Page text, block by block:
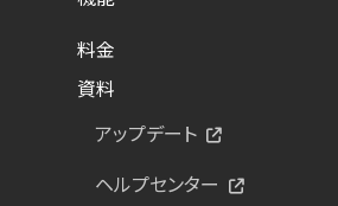
料金
資料
アップデート
ヘルプセンター